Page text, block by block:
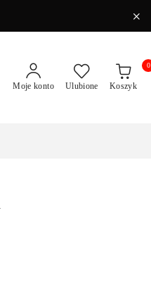
Moje konto Ulubione Koszyk
0